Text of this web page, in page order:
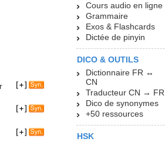
Cours audio en ligne
Grammaire
Exos & Flashcards
Dictée de pinyin
DICO & OUTILS
Dictionnaire FR ↔
CN
Traducteur CN → FR
Dico de synonymes
+50 ressources
HSK